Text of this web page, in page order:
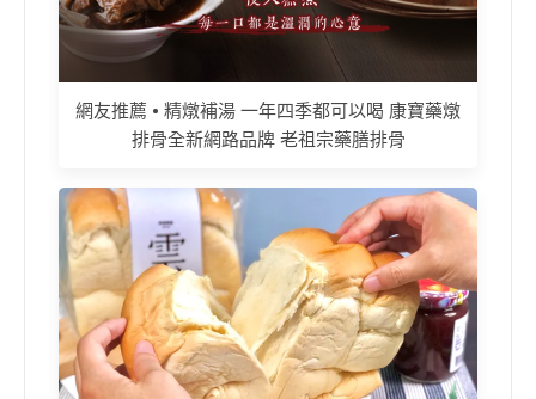
網友推薦 • 精燉補湯 一年四季都可以喝 康寶藥燉
排骨全新網路品牌 老祖宗藥膳排骨